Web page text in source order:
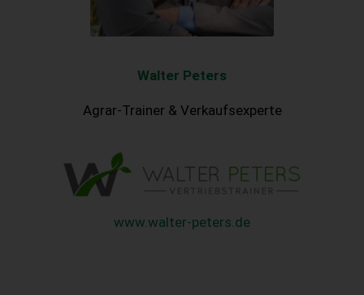
Walter Peters
Agrar-Trainer & Verkaufsexperte
www.walter-peters.de